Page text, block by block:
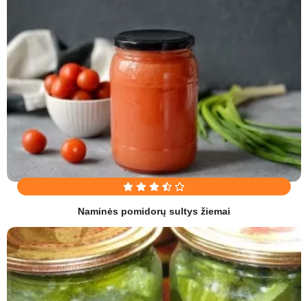
Naminės pomidorų sultys žiemai